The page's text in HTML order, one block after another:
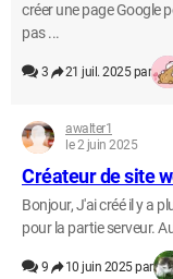
créer une page Google
pas ...
3 21 juil. 2025 par
awalter1
le 2 juin 2025
Créateur de site
Bonjour, J'ai créé il y a
pour la partie serveur.
9 10 juin 2025 par